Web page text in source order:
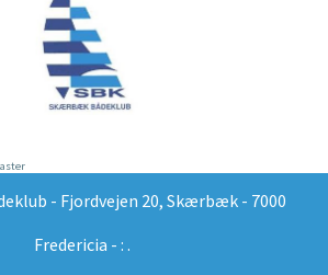
- Fjordvejen 20, Skærbæk - 7000
Fredericia - : .